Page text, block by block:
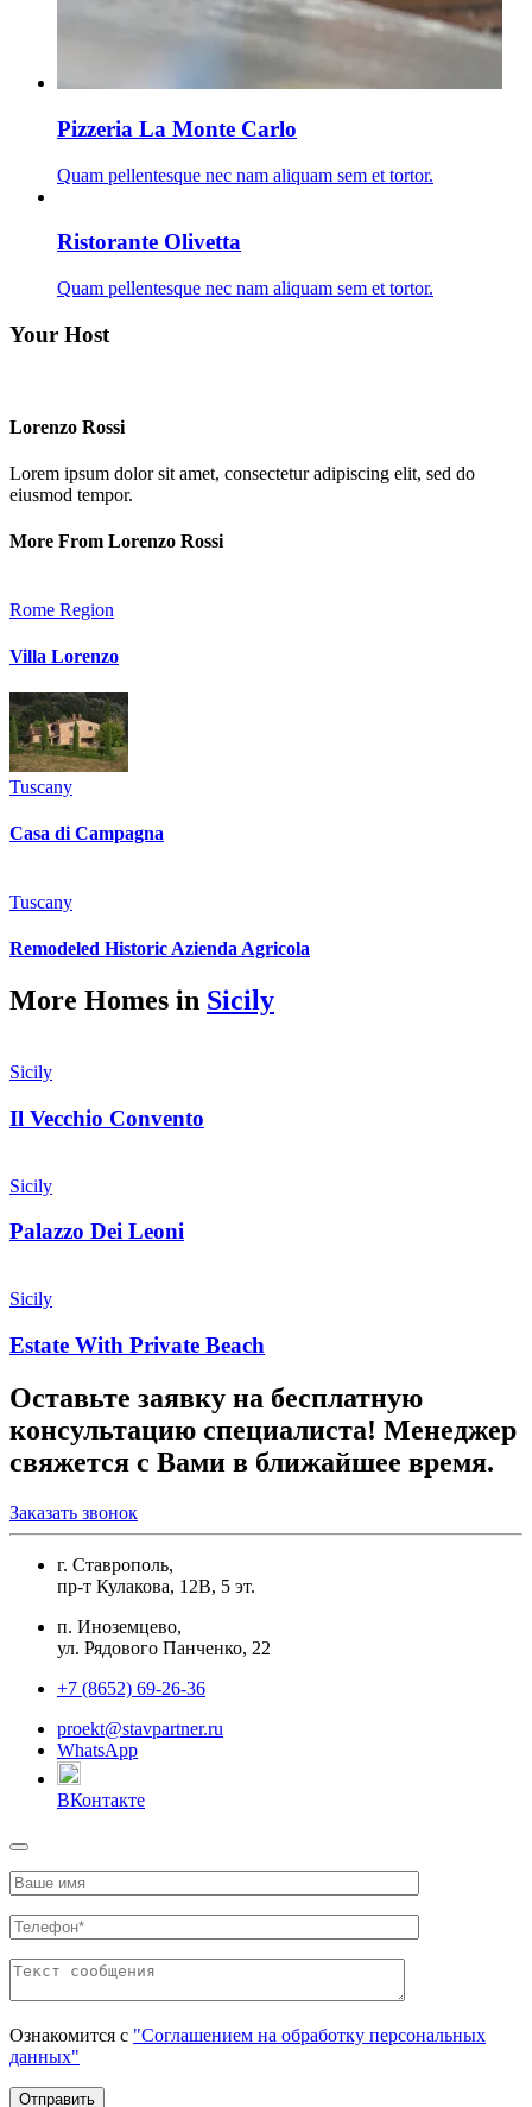
Pizzeria La Monte Carlo
Quam pellentesque nec nam aliquam sem et tortor.
Ristorante Olivetta
Quam pellentesque nec nam aliquam sem et tortor.
Your Host
Lorenzo Rossi
Lorem ipsum dolor sit amet, consectetur adipiscing elit, sed do
eiusmod tempor.
More From Lorenzo Rossi
Rome Region
Villa Lorenzo
Tuscany
Casa di Campagna
Tuscany
Remodeled Historic Azienda Agricola
More Homes in Sicily
Sicily
Il Vecchio Convento
Sicily
Palazzo Dei Leoni
Sicily
Estate With Private Beach
Оставьте заявку на бесплатную
консультацию специалиста! Менеджер
свяжется с Вами в ближайшее время.
Заказать звонок
г. Ставрополь,
пр-т Кулакова, 12В, 5 эт.
п. Иноземцево,
ул. Рядового Панченко, 22
+7 (8652) 69-26-36
proekt@stavpartner.ru
WhatsApp
ВКонтакте
Ознакомится с "Соглашением на обработку персональных
данных"